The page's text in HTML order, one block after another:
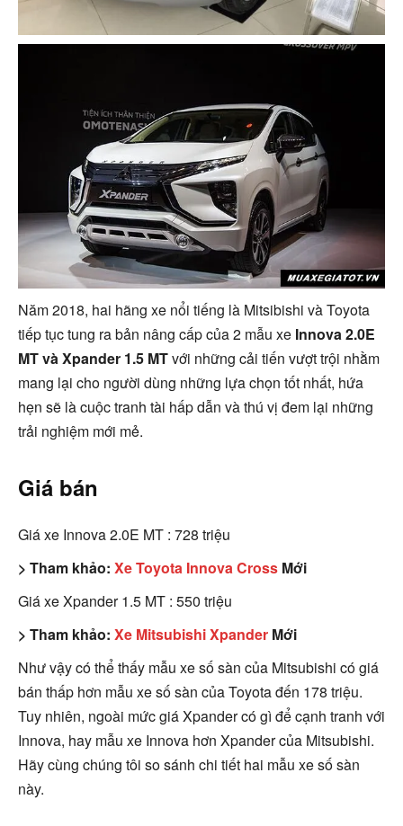
Năm 2018, hai hãng xe nổi tiếng là Mitsibishi và Toyota
tiếp tục tung ra bản nâng cấp của 2 mẫu xe Innova 2.0E
MT và Xpander 1.5 MTvới những cải tiến vượt trội nhằm
mang lại cho người dùng những lựa chọn tốt nhất, hứa
hẹn sẽ là cuộc tranh tài hấp dẫn và thú vị đem lại những
trải nghiệm mới mẻ.
Giá bán
Giá xe Innova 2.0E MT : 728 triệu
> Tham khảo: Xe Toyota Innova Cross Mới
Giá xe Xpander 1.5 MT : 550 triệu
> Tham khảo: Xe Mitsubishi Xpander Mới
Như vậy có thể thấy mẫu xe số sàn của Mitsubishi có giá
bán thấp hơn mẫu xe số sàn của Toyota đến 178 triệu.
Tuy nhiên, ngoài mức giá Xpander có gì để cạnh tranh với
Innova, hay mẫu xe Innova hơn Xpander của Mitsubishi.
Hãy cùng chúng tôi so sánh chi tiết hai mẫu xe số sàn
này.